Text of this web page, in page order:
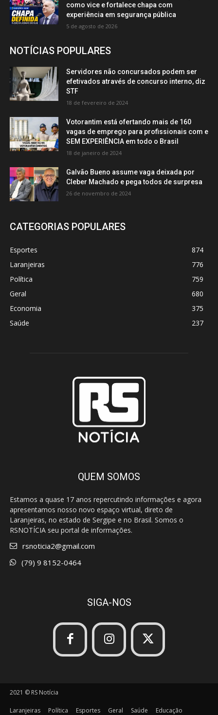
como vice e fortalece chapa com
experiência em segurança pública
5 de agosto de 2026
NOTÍCIAS POPULARES
Servidores não concursados podem ser
efetivados através de concurso interno, diz
STF
18 de fevereiro de 2024
Votorantim está ofertando mais de 160
vagas de emprego para profissionais com e
SEM EXPERIÊNCIA em todo o Brasil
18 de janeiro de 2024
Galvão Bueno assume vaga deixada por
Cleber Machado e pega todos de surpresa
26 de novembro de 2024
CATEGORIAS POPULARES
Esportes
874
Laranjeiras
776
Política
759
Geral
680
Economia
375
Saúde
237
QUEM SOMOS
Estamos a quase 17 anos repercutindo informações e agora
apresentamos nosso novo espaço virtual, direto de
Laranjeiras, no estado de Sergipe e no Brasil. Somos o
RSNOTÍCIA seu portal de informações.
rsnoticia2@gmail.com
(79) 9 8152-0464
SIGA-NOS
2021 © RS Notícia
Laranjeiras Política Esportes Geral Saúde Educação